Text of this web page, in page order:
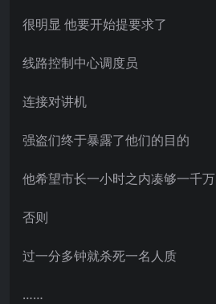
很明显 他要开始提要求了
线路控制中心调度员
连接对讲机
强盗们终于暴露了他们的目的
他希望市长一小时之内凑够一千万
否则
过一分多钟就杀死一名人质
……